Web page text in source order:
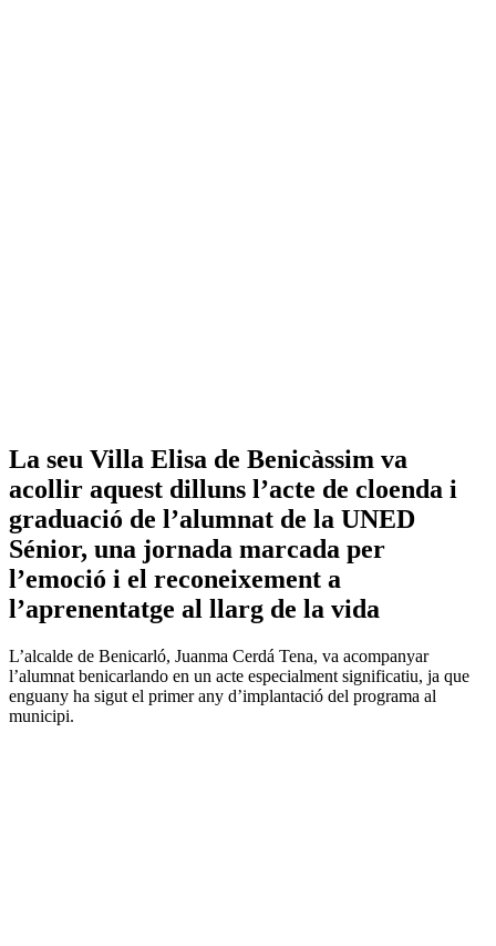
La seu Villa Elisa de Benicàssim va
acollir aquest dilluns l’acte de cloenda i
graduació de l’alumnat de la UNED
Sénior, una jornada marcada per
l’emoció i el reconeixement a
l’aprenentatge al llarg de la vida
L’alcalde de Benicarló, Juanma Cerdá Tena, va acompanyar
l’alumnat benicarlando en un acte especialment significatiu, ja que
enguany ha sigut el primer any d’implantació del programa al
municipi.